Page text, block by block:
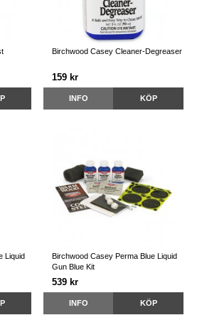
Birchwood Casey Cleaner-Degreaser
159 kr
INFO KÖP
Liquid
Birchwood Casey Perma Blue Liquid
Gun Blue Kit
539 kr
INFO KÖP